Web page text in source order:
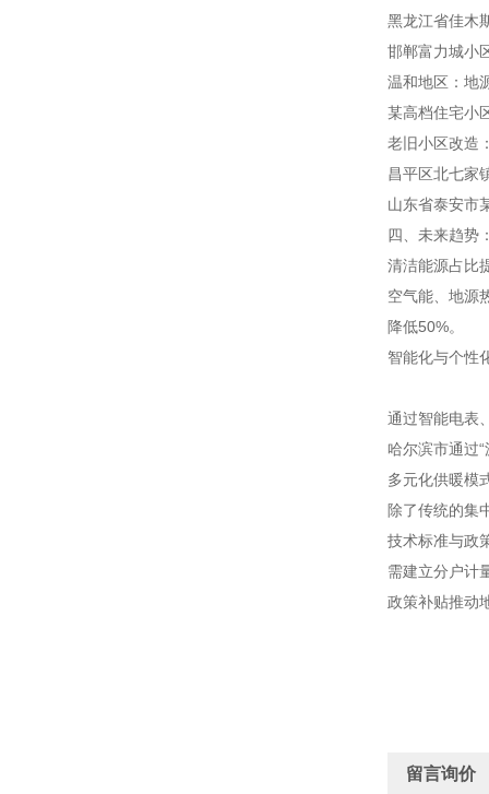
黑龙江省佳木
邯郸富力城小
温和地区：地
某高档住宅小
老旧小区改造
昌平区北七家
山东省泰安市
四、未来趋势
清洁能源占比
空气能、地源
降低50%。
智能化与个性
通过智能电表
哈尔滨市通过
多元化供暖模
除了传统的集
技术标准与政
需建立分户计
政策补贴推动
留言询价